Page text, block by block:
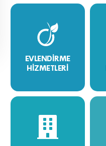
EVLENDİRME
HİZMETLERİ